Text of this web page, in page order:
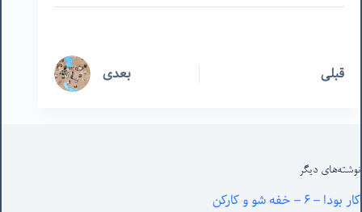
قبلی بعدی
نوشته‌های‌ دیگر
کار بودا – ۶ – خفه شو و کارکن